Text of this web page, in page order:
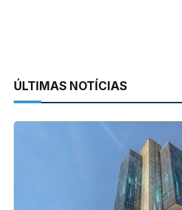
ÚLTIMAS NOTÍCIAS